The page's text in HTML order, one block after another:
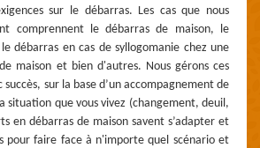
sur le débarras. Les cas que nous
comprennent le débarras de maison, le
débarras en cas de syllogomanie chez une
maison et bien d'autres. Nous gérons ces
sur la base d’un accompagnement de
situation que vous vivez (changement, deuil,
en débarras de maison savent s’adapter et
pour faire face à n'importe quel scénario et